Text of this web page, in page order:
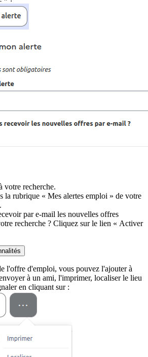
votre recherche.
la rubrique « Mes alertes emploi » de votre
par e-mail les nouvelles offres
recherche ? Cliquez sur le lien « Activer
l'offre d'emploi, vous pouvez l'ajouter à
à un ami, l'imprimer, localiser le lieu
en cliquant sur :